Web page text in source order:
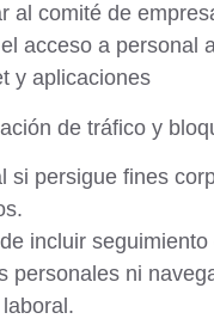
al comité de
acceso a personal
y aplicaciones
de tráfico y
si persigue fines
incluir
personales ni